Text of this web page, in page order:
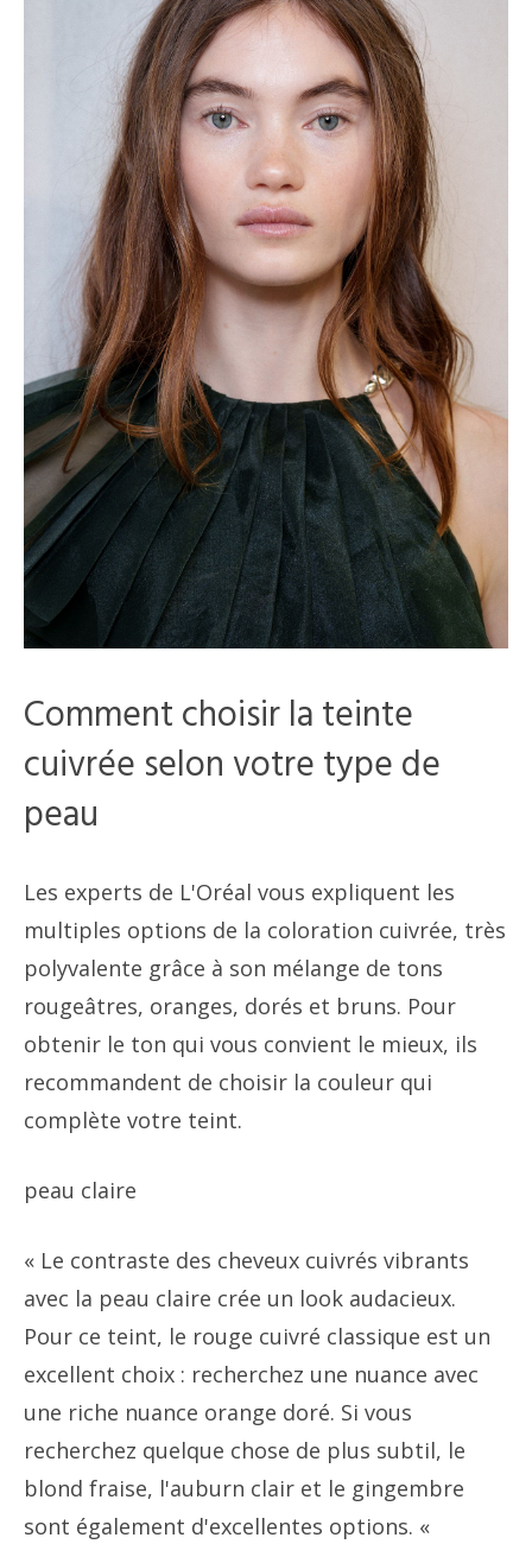
Comment choisir la teinte
cuivrée selon votre type de
peau
Les experts de L'Oréal vous expliquent les
multiples options de la coloration cuivrée, très
polyvalente grâce à son mélange de tons
rougeâtres, oranges, dorés et bruns. Pour
obtenir le ton qui vous convient le mieux, ils
recommandent de choisir la couleur qui
complète votre teint.
peau claire
« Le contraste des cheveux cuivrés vibrants
avec la peau claire crée un look audacieux.
Pour ce teint, le rouge cuivré classique est un
excellent choix : recherchez une nuance avec
une riche nuance orange doré. Si vous
recherchez quelque chose de plus subtil, le
blond fraise, l'auburn clair et le gingembre
sont également d'excellentes options. «